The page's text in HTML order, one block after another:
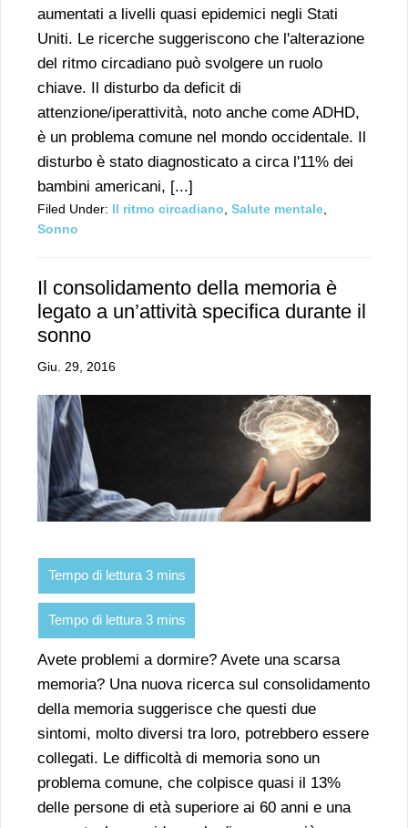
aumentati a livelli quasi epidemici negli Stati
Uniti. Le ricerche suggeriscono che l'alterazione
del ritmo circadiano può svolgere un ruolo
chiave. Il disturbo da deficit di
attenzione/iperattività, noto anche come ADHD,
è un problema comune nel mondo occidentale. Il
disturbo è stato diagnosticato a circa l'11% dei
bambini americani, [...]
Filed Under: Il ritmo circadiano, Salute mentale,
Sonno
Il consolidamento della memoria è
legato a un’attività specifica durante il
sonno
Giu. 29, 2016
Avete problemi a dormire? Avete una scarsa
memoria? Una nuova ricerca sul consolidamento
della memoria suggerisce che questi due
sintomi, molto diversi tra loro, potrebbero essere
collegati. Le difficoltà di memoria sono un
problema comune, che colpisce quasi il 13%
delle persone di età superiore ai 60 anni e una